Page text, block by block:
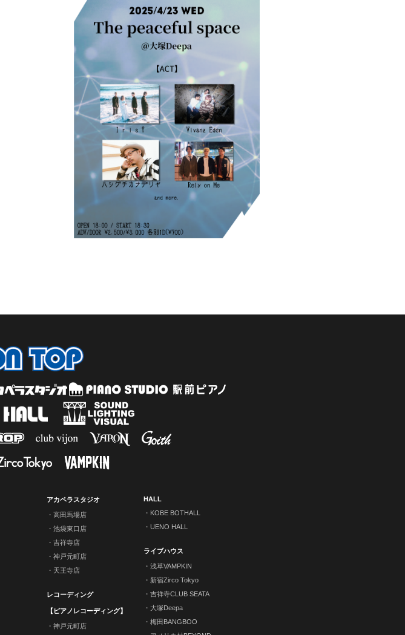
アカペラスタジオ
高田馬場店
池袋東口店
吉祥寺店
神戸元町店
天王寺店
レコーディング
【ピアノレコーディング】
神戸元町店
HALL
KOBE BOTHALL
UENO HALL
ライブハウス
浅草VAMPKIN
新宿Zirco Tokyo
吉祥寺CLUB SEATA
大塚Deepa
梅田BANGBOO